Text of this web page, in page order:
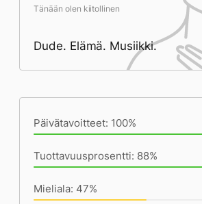
Tänään olen kiitollinen
Dude. Elämä. Musiikki.
Päivätavoitteet: 100%
Tuottavuusprosentti: 88%
Mieliala: 47%